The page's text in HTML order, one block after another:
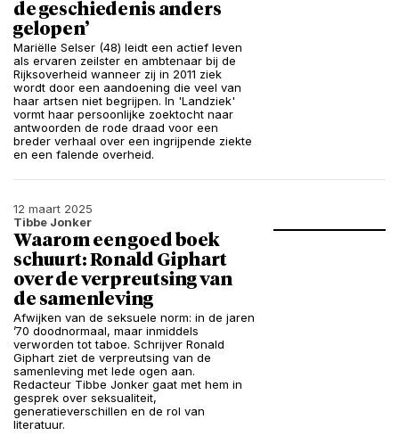
de geschiedenis anders
gelopen’
Mariëlle Selser (48) leidt een actief leven
als ervaren zeilster en ambtenaar bij de
Rijksoverheid wanneer zij in 2011 ziek
wordt door een aandoening die veel van
haar artsen niet begrijpen. In 'Landziek'
vormt haar persoonlijke zoektocht naar
antwoorden de rode draad voor een
breder verhaal over een ingrijpende ziekte
en een falende overheid.
12 maart 2025
Tibbe Jonker
Waarom een goed boek
schuurt: Ronald Giphart
over de verpreutsing van
de samenleving
Afwijken van de seksuele norm: in de jaren
’70 doodnormaal, maar inmiddels
verworden tot taboe. Schrijver Ronald
Giphart ziet de verpreutsing van de
samenleving met lede ogen aan.
Redacteur Tibbe Jonker gaat met hem in
gesprek over seksualiteit,
generatieverschillen en de rol van
literatuur.